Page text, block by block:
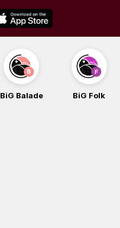
BiG Balade BiG Folk